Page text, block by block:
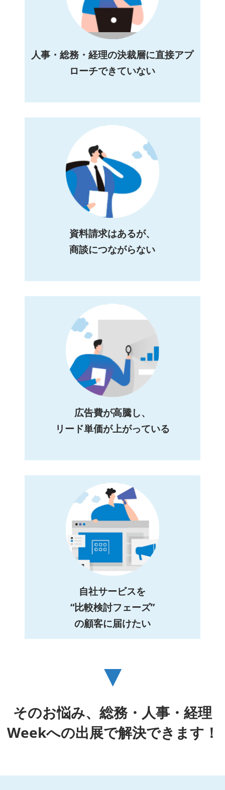
人事・総務・経理の決裁層に直接アプ
ローチできていない
資料請求はあるが、
商談につながらない
広告費が高騰し、
リード単価が上がっている
自社サービスを
“比較検討フェーズ”
の顧客に届けたい
▼
そのお悩み、総務・人事・経理
Weekへの出展で解決できます！